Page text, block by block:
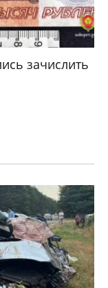
зачислить